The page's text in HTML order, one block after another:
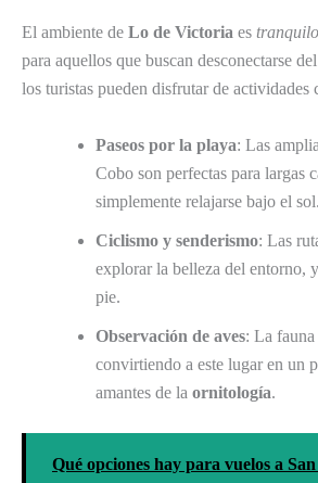
El ambiente de Lo de Victoria es
para aquellos que buscan desconectarse
los turistas pueden disfrutar de actividades
Paseos por la playa: Las
Cobo son perfectas para largas
simplemente relajarse bajo el sol.
Ciclismo y senderismo: Las
explorar la belleza del entorno,
pie.
Observación de aves: La
convirtiendo a este lugar en un
amantes de la ornitología.
Qué opciones hay para vuelos a